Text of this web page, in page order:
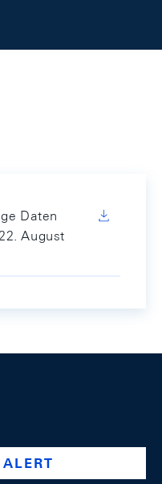
Daten
August
swiss-national-
@swissnationalbank